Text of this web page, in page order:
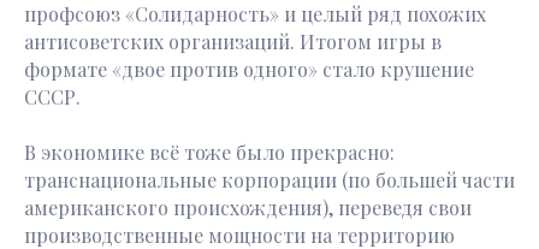
профсоюз «Солидарность» и целый ряд похожих
антисоветских организаций. Итогом игры в
формате «двое против одного» стало крушение
СССР.
В экономике всё тоже было прекрасно:
транснациональные корпорации (по большей части
американского происхождения), переведя свои
производственные мощности на территорию